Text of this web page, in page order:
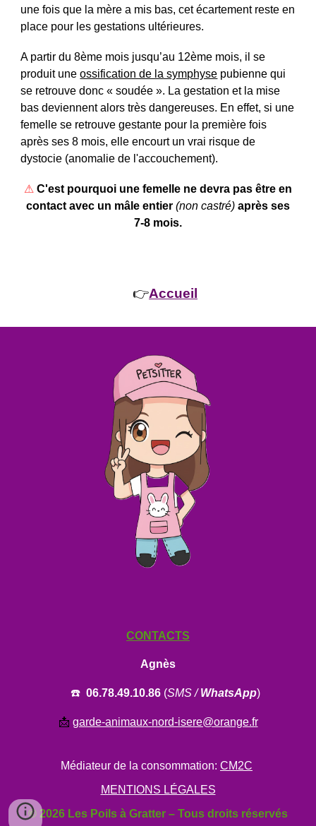
une fois que la mère a mis bas, cet écartement reste en
place pour les gestations ultérieures.
A partir du 8ème mois jusqu’au 12ème mois, il se
produit uneossification de la symphyse pubienne qui
se retrouve donc « soudée ». La gestation et la mise
bas deviennent alors très dangereuses. En effet, si une
femelle se retrouve gestante pour la première fois
après ses 8 mois, elle encourt un vrai risque de
dystocie (anomalie de l'accouchement).
⚠ C'est pourquoi une femelle ne devra pas être en
contact avec un mâle entier (non castré) après ses
7-8 mois.
👉Accueil
CONTACTS
Agnès
☎️ 06.78.49.10.86(SMS /WhatsApp)
📩 garde-animaux-nord-isere@orange.fr
Médiateur de la consommation: CM2C
MENTIONS LÉGALES
© 2026 Les Poils à Gratter – Tous droits réservés